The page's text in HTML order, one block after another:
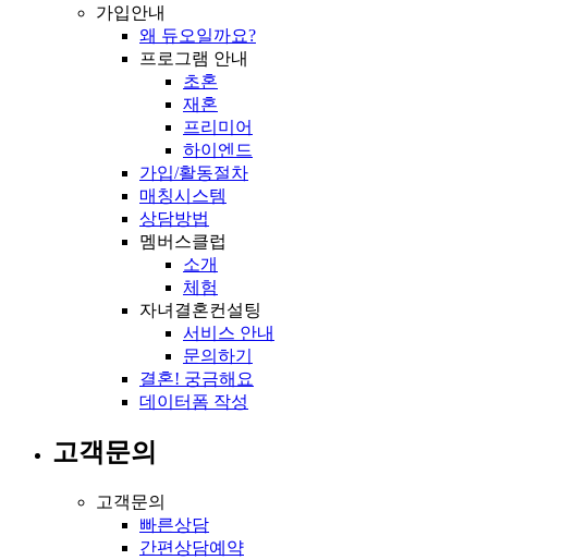
가입안내
왜 듀오일까요?
프로그램 안내
초혼
재혼
프리미어
하이엔드
가입/활동절차
매칭시스템
상담방법
멤버스클럽
소개
체험
자녀결혼컨설팅
서비스 안내
문의하기
결혼! 궁금해요
데이터폼 작성
고객문의
고객문의
빠른상담
간편상담예약